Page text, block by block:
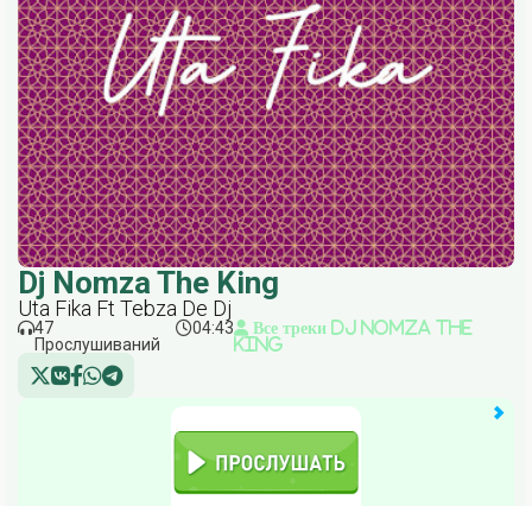
Dj Nomza The King
Uta Fika Ft Tebza De Dj
47
Прослушиваний
04:43
Все треки Dj Nomza The
King